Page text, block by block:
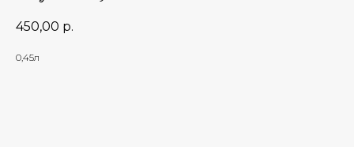
450,00 р.
0,45л